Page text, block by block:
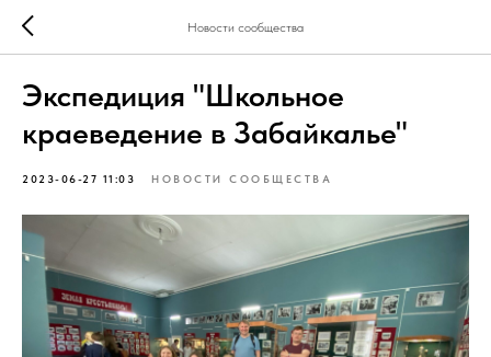
Новости сообщества
Экспедиция "Школьное
краеведение в Забайкалье"
2023-06-27 11:03 НОВОСТИ СООБЩЕСТВА